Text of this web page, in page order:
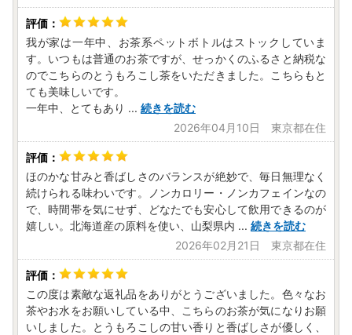
我が家は一年中、お茶系ペットボトルはストックしていま
す。いつもは普通のお茶ですが、せっかくのふるさと納税な
のでこちらのとうもろこし茶をいただきました。こちらもと
ても美味しいです。
一年中、とてもあり ... 続きを読む
2026年04月10日 東京都在住
ほのかな甘みと香ばしさのバランスが絶妙で、毎日無理なく
続けられる味わいです。ノンカロリー・ノンカフェインなの
で、時間帯を気にせず、どなたでも安心して飲用できるのが
嬉しい。北海道産の原料を使い、山梨県内 ... 続きを読む
2026年02月21日 東京都在住
この度は素敵な返礼品をありがとうございました。色々なお
茶やお水をお願いしている中、こちらのお茶が気になりお願
いしました。とうもろこしの甘い香りと香ばしさが優しく、